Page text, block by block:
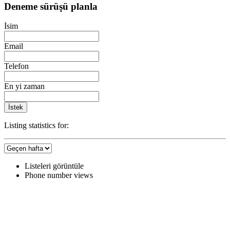
Deneme sürüşü planla
İsim
Email
Telefon
En yi zaman
İstek
Listing statistics for:
Listeleri görüntüle
Phone number views